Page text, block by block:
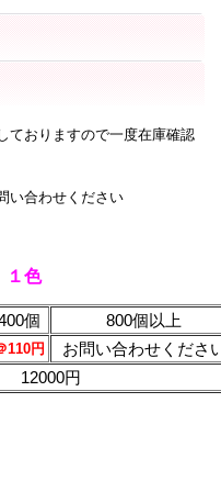
おりますので一度在庫確認
合わせください
１色
個
800個以上
110円
お問い合わせくださ
12000円